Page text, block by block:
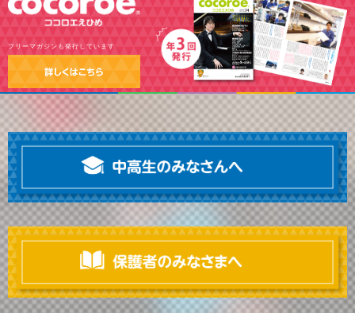
フリーマガジンも発行しています